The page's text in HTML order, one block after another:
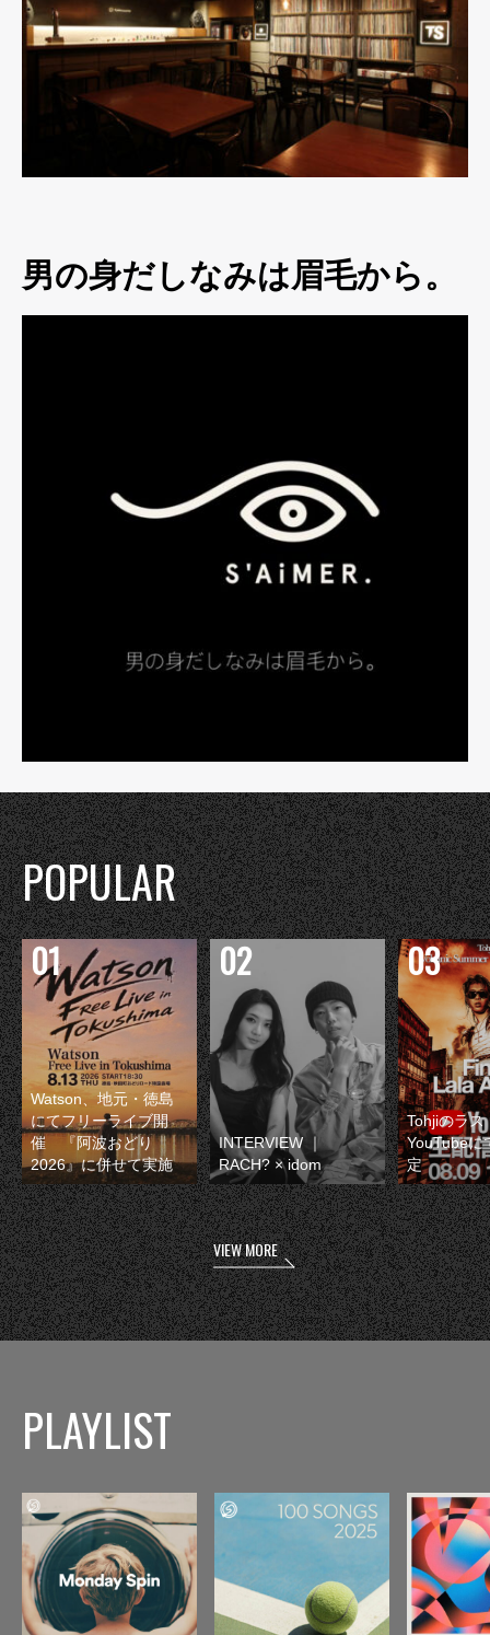
男の身だしなみは眉毛から。
POPULAR
Watson、地元・徳島
にてフリーライブ開
催 『阿波おどり
2026』に併せて実施
INTERVIEW ｜
RACH? × idom
Tohjiのラス
YouTubeに
定
VIEW MORE
PLAYLIST